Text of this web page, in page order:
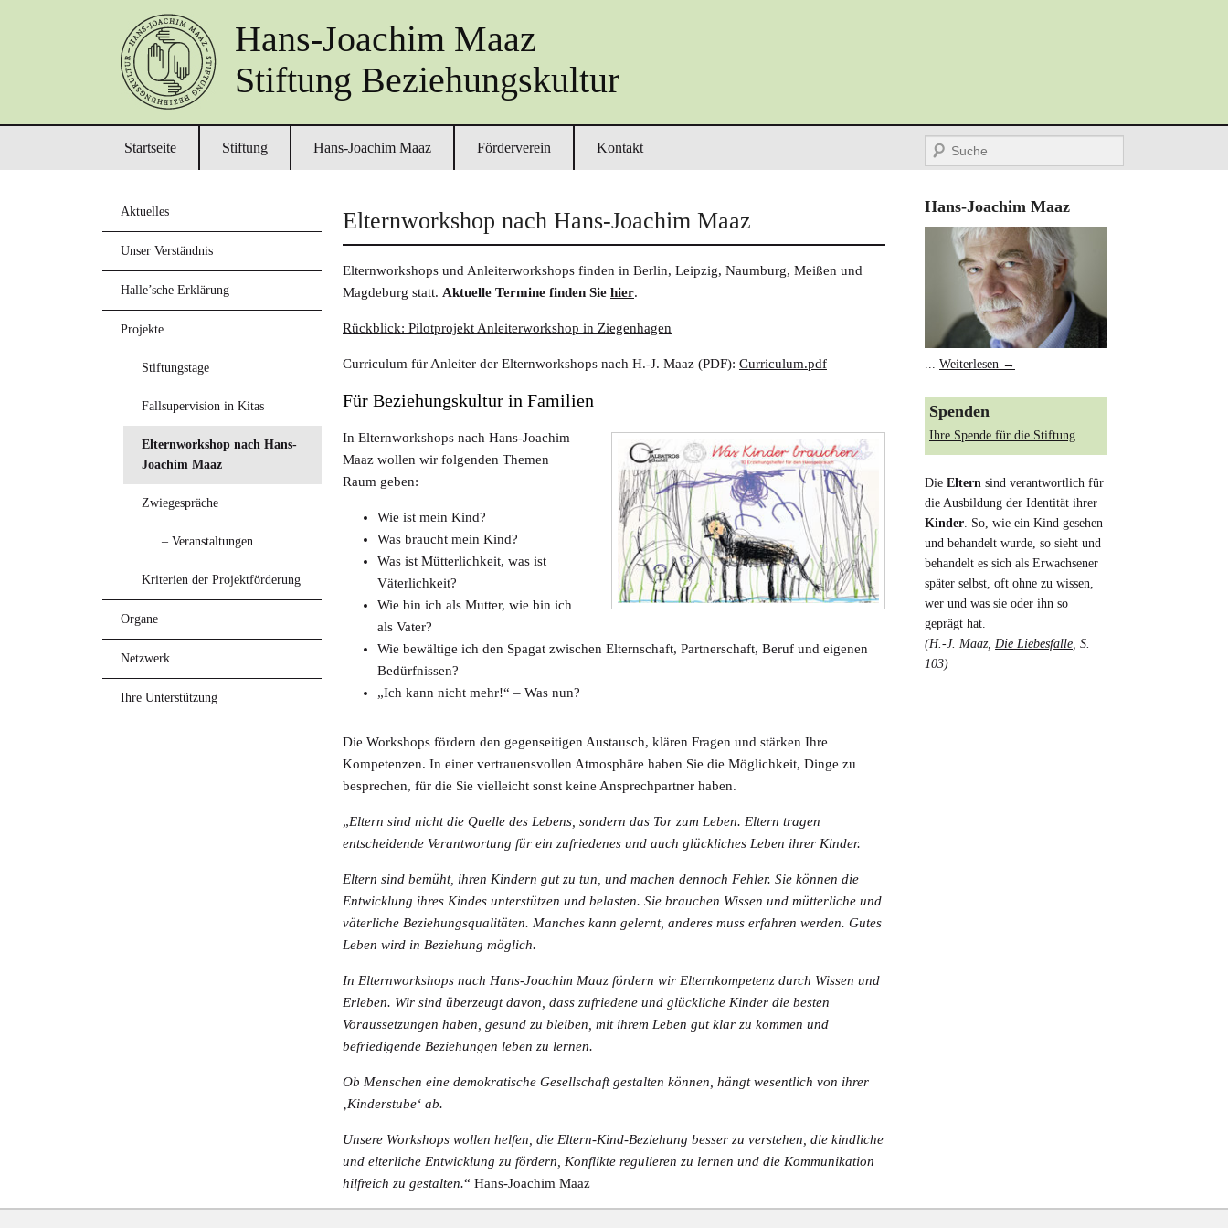
Hans-Joachim Maaz
Stiftung Beziehungskultur
Startseite Stiftung Hans-Joachim Maaz Förderverein Kontakt Suche
Elternworkshop nach Hans-Joachim Maaz
Elternworkshops und Anleiterworkshops finden in Berlin, Leipzig, Naumburg, Meißen und
Magdeburg statt. Aktuelle Termine finden Sie hier.
Rückblick: Pilotprojekt Anleiterworkshop in Ziegenhagen
Curriculum für Anleiter der Elternworkshops nach H.-J. Maaz (PDF): Curriculum.pdf
Für Beziehungskultur in Familien
In Elternworkshops nach Hans-Joachim
Maaz wollen wir folgenden Themen
Raum geben:
Wie ist mein Kind?
Was braucht mein Kind?
Was ist Mütterlichkeit, was ist
Väterlichkeit?
Wie bin ich als Mutter, wie bin ich
als Vater?
Wie bewältige ich den Spagat zwischen Elternschaft, Partnerschaft, Beruf und eigenen
Bedürfnissen?
„Ich kann nicht mehr!“ ‒ Was nun?
Die Workshops fördern den gegenseitigen Austausch, klären Fragen und stärken Ihre
Kompetenzen. In einer vertrauensvollen Atmosphäre haben Sie die Möglichkeit, Dinge zu
besprechen, für die Sie vielleicht sonst keine Ansprechpartner haben.
„Eltern sind nicht die Quelle des Lebens, sondern das Tor zum Leben. Eltern tragen
entscheidende Verantwortung für ein zufriedenes und auch glückliches Leben ihrer Kinder.
Eltern sind bemüht, ihren Kindern gut zu tun, und machen dennoch Fehler. Sie können die
Entwicklung ihres Kindes unterstützen und belasten. Sie brauchen Wissen und mütterliche und
väterliche Beziehungsqualitäten. Manches kann gelernt, anderes muss erfahren werden. Gutes
Leben wird in Beziehung möglich.
In Elternworkshops nach Hans-Joachim Maaz fördern wir Elternkompetenz durch Wissen und
Erleben. Wir sind überzeugt davon, dass zufriedene und glückliche Kinder die besten
Voraussetzungen haben, gesund zu bleiben, mit ihrem Leben gut klar zu kommen und
befriedigende Beziehungen leben zu lernen.
Ob Menschen eine demokratische Gesellschaft gestalten können, hängt wesentlich von ihrer
‚Kinderstube‘ ab.
Unsere Workshops wollen helfen, die Eltern-Kind-Beziehung besser zu verstehen, die kindliche
und elterliche Entwicklung zu fördern, Konflikte regulieren zu lernen und die Kommunikation
hilfreich zu gestalten.“ Hans-Joachim Maaz
Hans-Joachim Maaz
Weiterlesen →
Spenden
Ihre Spende für die Stiftung
Die Eltern sind verantwortlich für
die Ausbildung der Identität ihrer
Kinder . So, wie ein Kind gesehen
und behandelt wurde, so sieht und
behandelt es sich als Erwachsener
später selbst, oft ohne zu wissen,
wer und was sie oder ihn so
geprägt hat.
(H.-J. Maaz, Die Liebesfalle , S.
103)
Aktuelles
Unser Verständnis
Halle’sche Erklärung
Projekte
Stiftungstage
Fallsupervision in Kitas
Elternworkshop nach Hans-
Joachim Maaz
Zwiegespräche
– Veranstaltungen
Kriterien der Projektförderung
Organe
Netzwerk
Ihre Unterstützung